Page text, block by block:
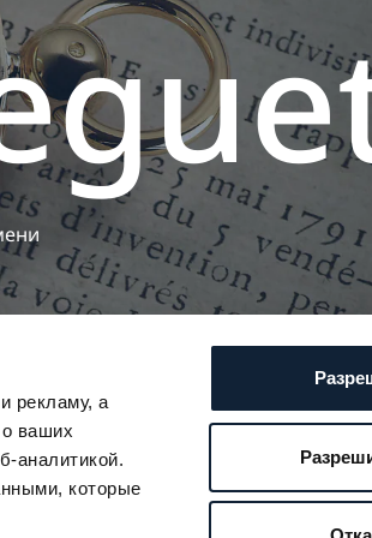
рекламу, а
ваших
аналитикой.
которые
gue
ени